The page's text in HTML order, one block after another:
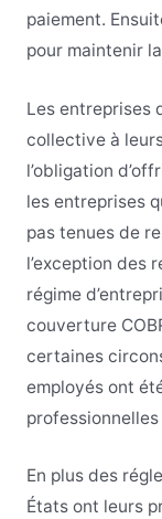
paiement.
pour maintenir
Les entreprises
collective à
l’obligation
les entreprises
pas tenues de
l’exception des
régime
couverture
certaines
employés ont
En plus des
États ont leurs